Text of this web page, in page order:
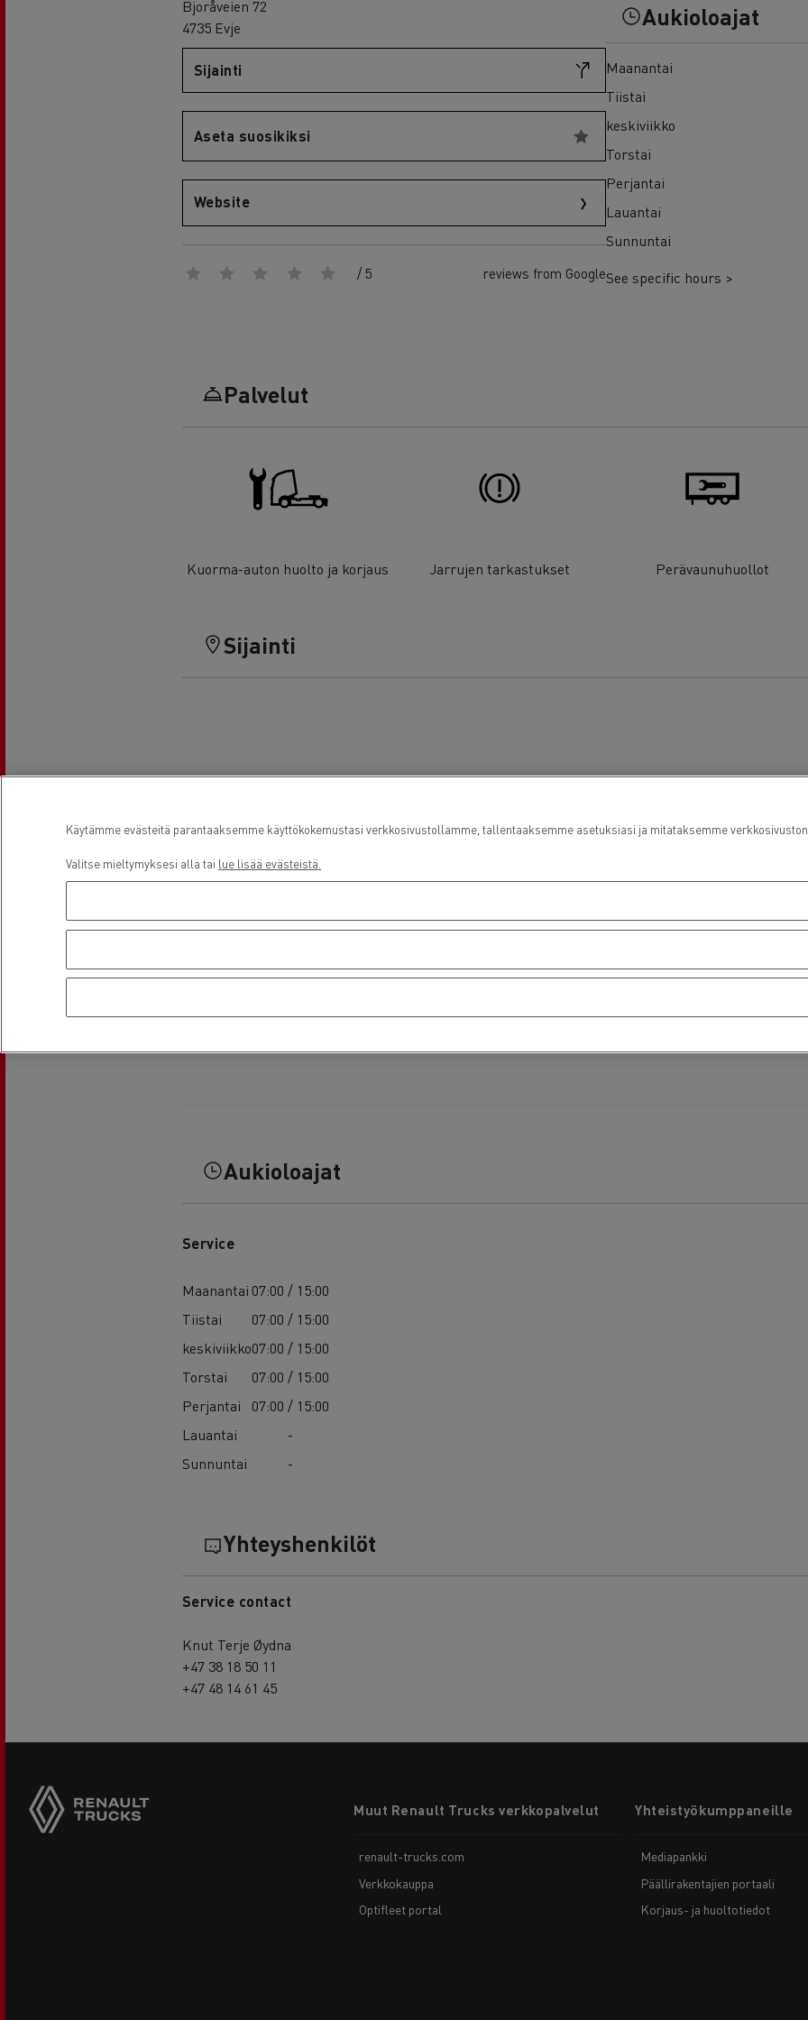
Sähkökuorma-auton rahoitus
Bjoråveien 72
4735 Evje
Sijainti
Aseta suosikiksi
Website
/ 5 reviews from Google
Aukioloajat
Maanantai
Tiistai
keskiviikko
Torstai
Perjantai
Lauantai
Sunnuntai
See specific hours >
Palvelut
Kuorma-auton huolto ja korjaus Jarrujen tarkastukset Perävaunuhuollot
Sijainti
Aukioloajat
Service
Maanantai 07:00 / 15:00
Tiistai
07:00 / 15:00
keskiviikko07:00 / 15:00
Torstai
07:00 / 15:00
Perjantai
07:00 / 15:00
Lauantai
-
Sunnuntai
-
Yhteyshenkilöt
Service contact
Knut Terje Øydna
+47 38 18 50 11
+47 48 14 61 45
menuMuut Renault Trucks verkkopalvelut
renault-trucks.com
Verkkokauppa
Optifleet portal
Yhteistyökumppaneille
Mediapankki
Päällirakentajien portaali
Korjaus- ja huoltotiedot
Käytämme evästeitä parantaaksemme käyttökokemustasi verkkosivustollamme, tallentaaksemme asetuksiasi ja mitataksemme
Valitse mieltymyksesi alla tai lue lisää evästeistä.